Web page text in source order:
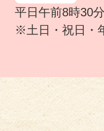
平日午前8時30
※土日・祝日・